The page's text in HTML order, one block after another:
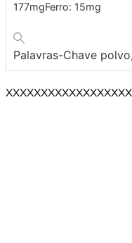
177mgFerro: 15mg
Palavras-Chave